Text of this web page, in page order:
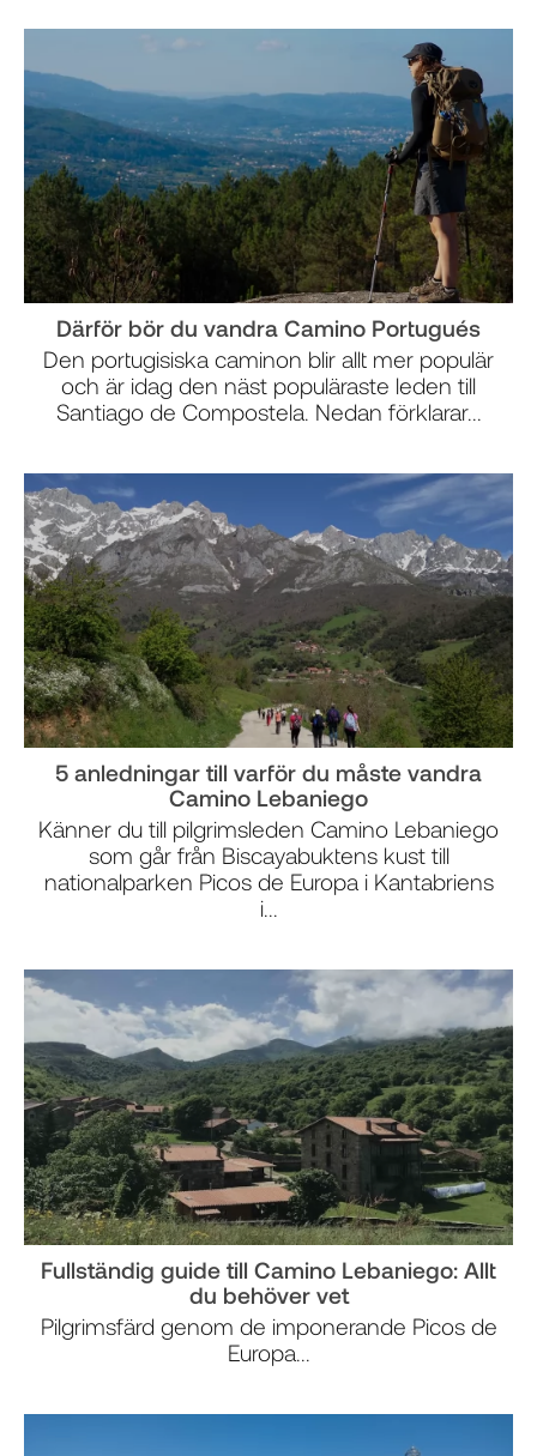
Därför bör du vandra Camino Portugués
Den portugisiska caminon blir allt mer populär
och är idag den näst populäraste leden till
Santiago de Compostela. Nedan förklarar...
5 anledningar till varför du måste vandra
Camino Lebaniego
Känner du till pilgrimsleden Camino Lebaniego
som går från Biscayabuktens kust till
nationalparken Picos de Europa i Kantabriens
i...
Fullständig guide till Camino Lebaniego: Allt
du behöver vet
Pilgrimsfärd genom de imponerande Picos de
Europa...